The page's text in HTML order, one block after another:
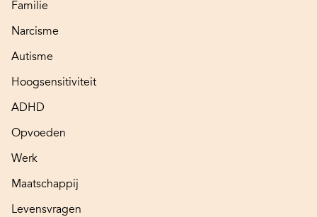
Familie
Narcisme
Autisme
Hoogsensitiviteit
ADHD
Opvoeden
Werk
Maatschappij
Levensvragen